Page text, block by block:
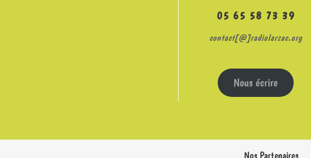
05 65 58 73 39
contact[@]radiolarzac.org
Nous écrire
Nos Partenaires